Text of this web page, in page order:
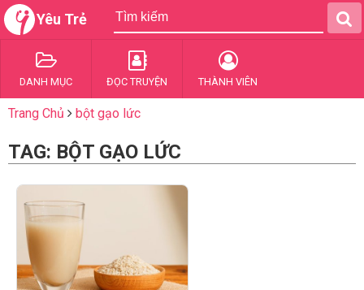
Yêu Trẻ
DANH MỤC ĐỌC TRUYỆN THÀNH VIÊN
Trang Chủ bột gạo lức
TAG: BỘT GẠO LỨC